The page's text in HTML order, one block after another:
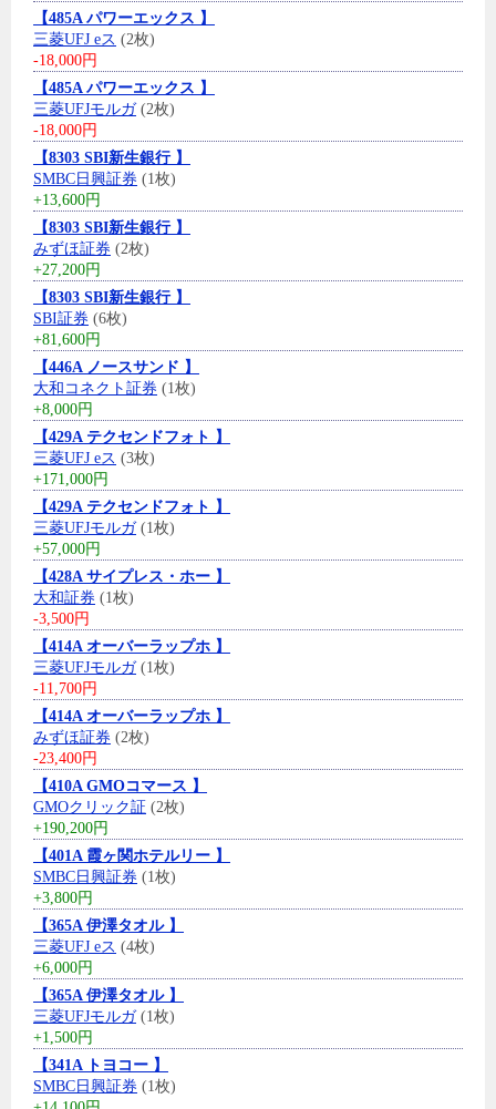
【485A パワーエックス 】
三菱UFJ eス (2枚)
-18,000円
【485A パワーエックス 】
三菱UFJモルガ(2枚)
-18,000円
【8303 SBI新生銀行 】
SMBC日興証券 (1枚)
+13,600円
【8303 SBI新生銀行 】
みずほ証券 (2枚)
+27,200円
【8303 SBI新生銀行 】
SBI証券 (6枚)
+81,600円
【446A ノースサンド 】
大和コネクト証券 (1枚)
+8,000円
【429A テクセンドフォト 】
三菱UFJ eス (3枚)
+171,000円
【429A テクセンドフォト 】
三菱UFJモルガ(1枚)
+57,000円
【428A サイプレス・ホー 】
大和証券 (1枚)
-3,500円
【414A オーバーラップホ 】
三菱UFJモルガ(1枚)
-11,700円
【414A オーバーラップホ 】
みずほ証券 (2枚)
-23,400円
【410A GMOコマース 】
GMOクリック証 (2枚)
+190,200円
【401A 霞ヶ関ホテルリー 】
SMBC日興証券 (1枚)
+3,800円
【365A 伊澤タオル 】
三菱UFJ eス (4枚)
+6,000円
【365A 伊澤タオル 】
三菱UFJモルガ(1枚)
+1,500円
【341A トヨコー 】
SMBC日興証券 (1枚)